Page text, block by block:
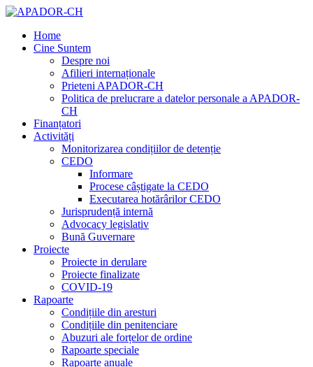
Home
Cine Suntem
Despre noi
Afilieri internaționale
Prieteni APADOR-CH
Politica de prelucrare a datelor personale a APADOR-
CH
Finanțatori
Activități
Monitorizarea condițiilor de detenție
CEDO
Informare
Procese câștigate la CEDO
Executarea hotărârilor CEDO
Jurisprudență internă
Advocacy legislativ
Bună Guvernare
Proiecte
Proiecte in derulare
Proiecte finalizate
COVID-19
Rapoarte
Condițiile din aresturi
Condițiile din penitenciare
Abuzuri ale forțelor de ordine
Rapoarte speciale
Rapoarte anuale